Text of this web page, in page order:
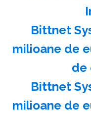
Bittnet
milioane de
de
Bittnet
milioane de